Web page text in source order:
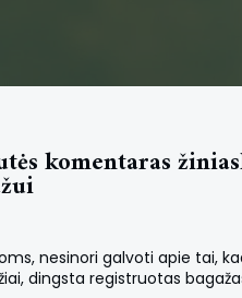
komentaras
nesinori galvoti apie tai,
dingsta registruotas